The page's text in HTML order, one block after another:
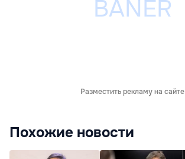
Разместить рекламу на сайте
Похожие новости